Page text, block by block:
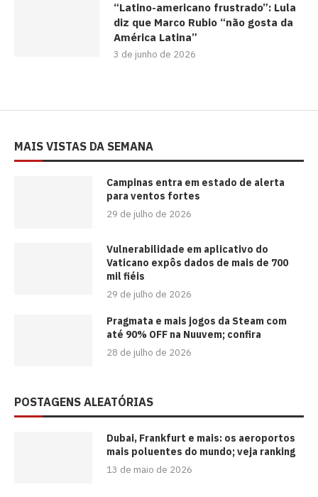
“Latino-americano frustrado”: Lula
diz que Marco Rubio “não gosta da
América Latina”
3 de junho de 2026
MAIS VISTAS DA SEMANA
Campinas entra em estado de alerta
para ventos fortes
29 de julho de 2026
Vulnerabilidade em aplicativo do
Vaticano expôs dados de mais de 700
mil fiéis
29 de julho de 2026
Pragmata e mais jogos da Steam com
até 90% OFF na Nuuvem; confira
28 de julho de 2026
POSTAGENS ALEATÓRIAS
Dubai, Frankfurt e mais: os aeroportos
mais poluentes do mundo; veja ranking
13 de maio de 2026